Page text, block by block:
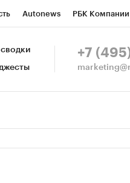
Autonews РБК Компании
Конференции СПб
+7